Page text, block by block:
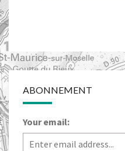
ABONNEMENT
Your email: